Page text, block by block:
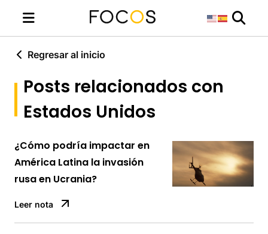
Regresar al inicio
Posts relacionados con
Estados Unidos
¿Cómo podría impactar en
América Latina la invasión
rusa en Ucrania?
Leer nota